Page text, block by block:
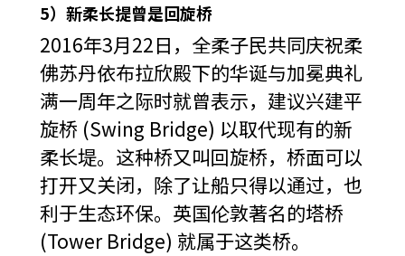
5）新柔长提曾是回旋桥
2016年3月22日，全柔子民共同庆祝柔
佛苏丹依布拉欣殿下的华诞与加冕典礼
满一周年之际时就曾表示，建议兴建平
旋桥 (Swing Bridge) 以取代现有的新
柔长堤。这种桥又叫回旋桥，桥面可以
打开又关闭，除了让船只得以通过，也
利于生态环保。英国伦敦著名的塔桥
(Tower Bridge) 就属于这类桥。